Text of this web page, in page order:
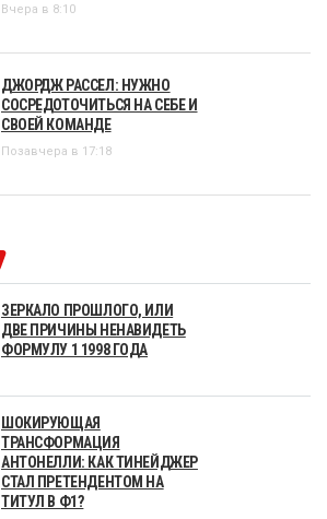
Вчера в 8:10
ДЖОРДЖ РАССЕЛ: НУЖНО
СОСРЕДОТОЧИТЬСЯ НА СЕБЕ И
СВОЕЙ КОМАНДЕ
Позавчера в 17:18
ЗЕРКАЛО ПРОШЛОГО, ИЛИ
ДВЕ ПРИЧИНЫ НЕНАВИДЕТЬ
ФОРМУЛУ 1 1998 ГОДА
ШОКИРУЮЩАЯ
ТРАНСФОРМАЦИЯ
АНТОНЕЛЛИ: КАК ТИНЕЙДЖЕР
СТАЛ ПРЕТЕНДЕНТОМ НА
ТИТУЛ В Ф1?